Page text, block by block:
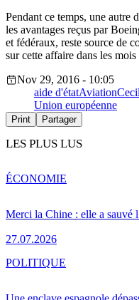
Pendant ce temps, une autre
les avantages reçus par
et fédéraux, reste source de
sur cette affaire dans les mois
Nov 29, 2016 - 10:05
aide d'étatAviation
Union européenne
Print Partager
LES PLUS LUS
Merci la Chine : elle a sauvé
27.07.2026
ÉCONOMIE
POLITIQUE